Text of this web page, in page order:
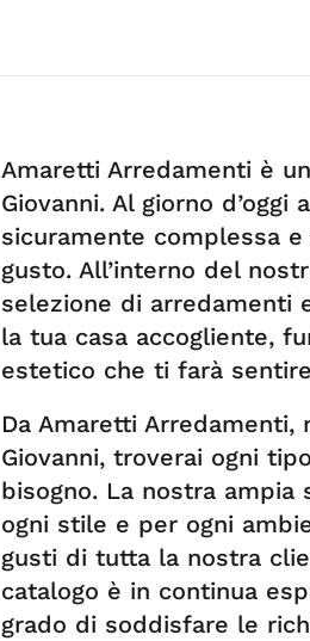
Amaretti Arredamenti è
Giovanni. Al giorno
sicuramente complessa
gusto. All’interno del
selezione di arredamenti
la tua casa accogliente,
estetico che ti farà
Da Amaretti Arredamenti,
Giovanni, troverai ogni
bisogno. La nostra
ogni stile e per ogni
gusti di tutta la nostra
catalogo è in continua
grado di soddisfare le